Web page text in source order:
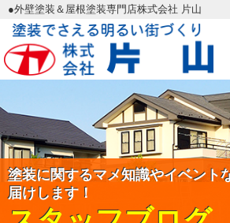
●外壁塗装＆屋根塗装専門店株式会社 片山
塗装に関するマメ知識やイベント
届けします！